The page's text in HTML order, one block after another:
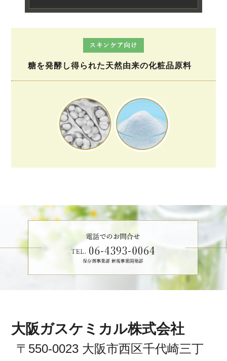
糖を発酵し得られた天然由来の化粧品原料
大阪ガスケミカル株式会社
〒550-0023 大阪市西区千代崎三丁